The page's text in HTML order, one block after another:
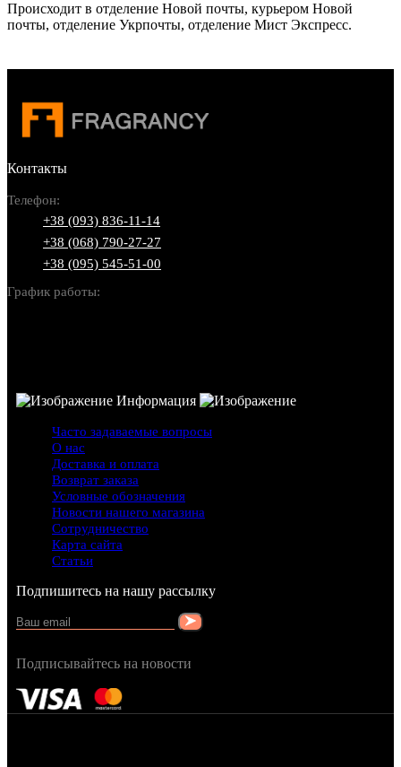
Происходит в отделение Новой почты, курьером Новой
почты, отделение Укрпочты, отделение Мист Экспресс.
Контакты
Телефон:
+38 (093) 836-11-14
+38 (068) 790-27-27
+38 (095) 545-51-00
График работы:
Информация
Часто задаваемые вопросы
О нас
Доставка и оплата
Возврат заказа
Условные обозначения
Новости нашего магазина
Сотрудничество
Карта сайта
Статьи
Подпишитесь на нашу рассылку
Подписывайтесь на новости